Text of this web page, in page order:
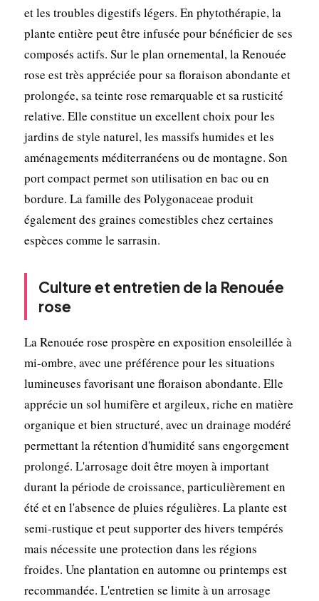
et les troubles digestifs légers. En phytothérapie, la
plante entière peut être infusée pour bénéficier de ses
composés actifs. Sur le plan ornemental, la Renouée
rose est très appréciée pour sa floraison abondante et
prolongée, sa teinte rose remarquable et sa rusticité
relative. Elle constitue un excellent choix pour les
jardins de style naturel, les massifs humides et les
aménagements méditerranéens ou de montagne. Son
port compact permet son utilisation en bac ou en
bordure. La famille des Polygonaceae produit
également des graines comestibles chez certaines
espèces comme le sarrasin.
Culture et entretien de la Renouée
rose
La Renouée rose prospère en exposition ensoleillée à
mi-ombre, avec une préférence pour les situations
lumineuses favorisant une floraison abondante. Elle
apprécie un sol humifère et argileux, riche en matière
organique et bien structuré, avec un drainage modéré
permettant la rétention d'humidité sans engorgement
prolongé. L'arrosage doit être moyen à important
durant la période de croissance, particulièrement en
été et en l'absence de pluies régulières. La plante est
semi-rustique et peut supporter des hivers tempérés
mais nécessite une protection dans les régions
froides. Une plantation en automne ou printemps est
recommandée. L'entretien se limite à un arrosage